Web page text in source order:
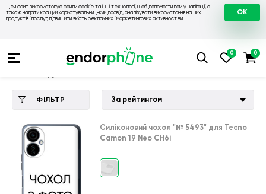
Цей сайт використовує файли cookie та інші технології, щоб допомогти вам у навігації, а
також надати кращий користувальницький досвід, аналізувати використання наших
продуктів і послуг, підвищити якість рекламних і маркетингових активностей.
OK
💙 Чохли на Tecno 💛 Чохол для Tecno
ФІЛЬТР За рейтингом
Силіконовий чохол "№ 5493" для Tecno
Camon 19 Neo CH6i